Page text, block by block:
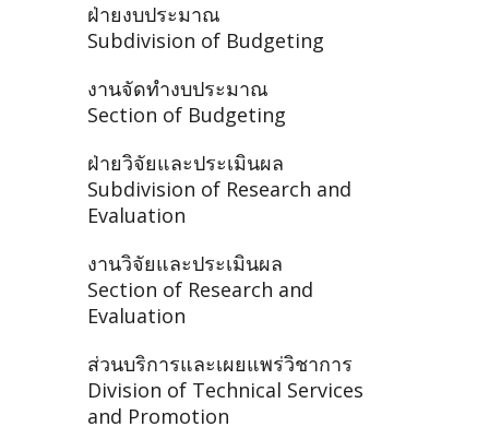
ฝ่ายงบประมาณ
Subdivision of Budgeting
งานจัดทำงบประมาณ
Section of Budgeting
ฝ่ายวิจัยและประเมินผล
Subdivision of Research and
Evaluation
งานวิจัยและประเมินผล
Section of Research and
Evaluation
ส่วนบริการและเผยแพร่วิชาการ
Division of Technical Services
and Promotion